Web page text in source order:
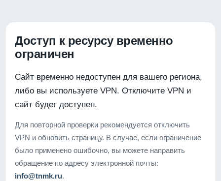
Доступ к ресурсу временно
ограничен
Сайт временно недоступен для вашего региона,
либо вы используете VPN. Отключите VPN и
сайт будет доступен.
Для повторной проверки рекомендуется отключить
VPN и обновить страницу. В случае, если ограничение
было применено ошибочно, вы можете направить
обращение по адресу электронной почты:
info@tnmk.ru.